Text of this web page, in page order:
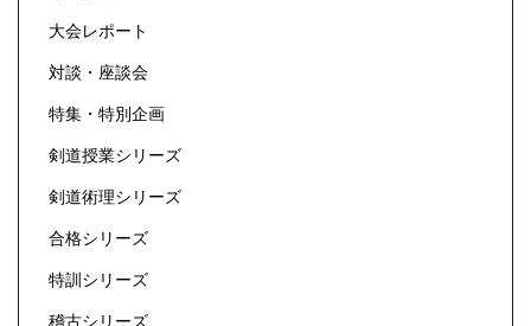
大会レポート
対談・座談会
特集・特別企画
剣道授業シリーズ
剣道術理シリーズ
合格シリーズ
特訓シリーズ
稽古シリーズ